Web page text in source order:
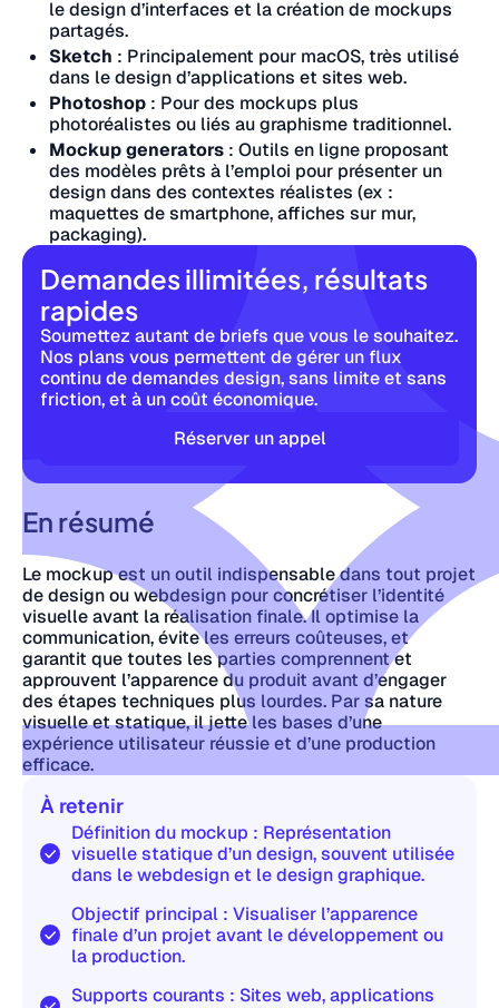
le design d’interfaces et la création de mockups
partagés.
Sketch : Principalement pour macOS, très utilisé
dans le design d’applications et sites web.
Photoshop : Pour des mockups plus
photoréalistes ou liés au graphisme traditionnel.
Mockup generators : Outils en ligne proposant
des modèles prêts à l’emploi pour présenter un
design dans des contextes réalistes (ex :
maquettes de smartphone, affiches sur mur,
packaging).
Demandes illimitées, résultats
rapides
Soumettez autant de briefs que vous le souhaitez.
Nos plans vous permettent de gérer un flux
continu de demandes design, sans limite et sans
friction, et à un coût économique.
Réserver un appel
En résumé
Le mockup est un outil indispensable dans tout projet
de design ou webdesign pour concrétiser l’identité
visuelle avant la réalisation finale. Il optimise la
communication, évite les erreurs coûteuses, et
garantit que toutes les parties comprennent et
approuvent l’apparence du produit avant d’engager
des étapes techniques plus lourdes. Par sa nature
visuelle et statique, il jette les bases d’une
expérience utilisateur réussie et d’une production
efficace.
À retenir
Définition du mockup : Représentation
visuelle statique d’un design, souvent utilisée
dans le webdesign et le design graphique.
Objectif principal : Visualiser l’apparence
finale d’un projet avant le développement ou
la production.
Supports courants : Sites web, applications